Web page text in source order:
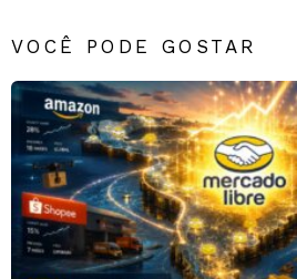
VOCÊ PODE GOSTAR